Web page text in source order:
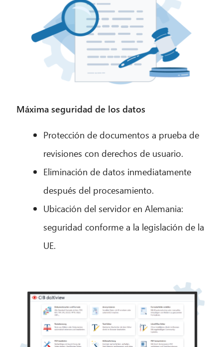
Máxima seguridad de los datos
Protección de documentos a prueba de
revisiones con derechos de usuario.
Eliminación de datos inmediatamente
después del procesamiento.
Ubicación del servidor en Alemania:
seguridad conforme a la legislación de la
UE.